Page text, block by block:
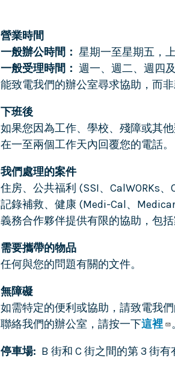
營業時間
一般辦公時間： 星期一至星期五，
一般受理時間： 週一、週二、週四
能致電我們的辦公室尋求協助，而非
下班後
如果您因為工作、學校、殘障或其
在一至兩個工作天內回覆您的電話
我們處理的案件
住房、公共福利 (SSI、CalWORKs
記錄補救、健康 (Medi-Cal、
義務合作夥伴提供有限的協助，包
需要攜帶的物品
任何與您的問題有關的文件。
無障礙
如需特定的便利或協助，請致電我
聯絡我們的辦公室，請按一下這裡 。
停車場 B 街和 C 街之間的第 3 街有